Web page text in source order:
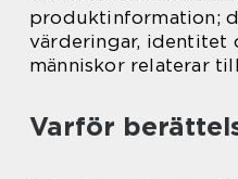
produktinformation;
värderingar, identitet
människor relaterar
Varför